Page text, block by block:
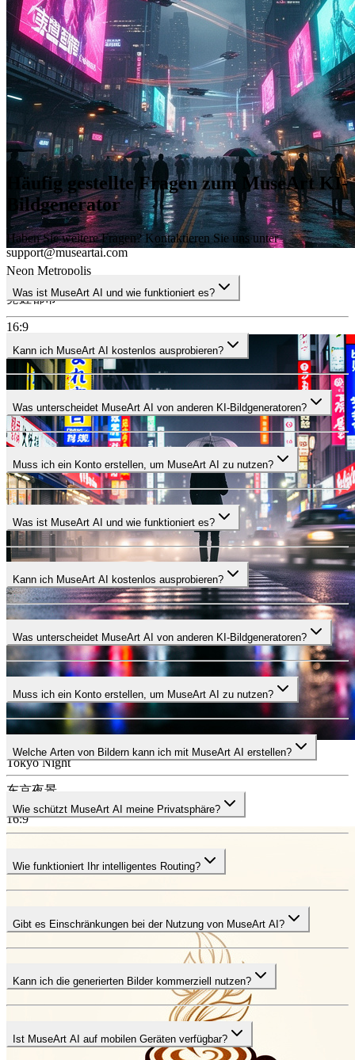
Neon Metropolis
霓虹都市
16:9
Tokyo Night
东京夜景
16:9
Häufig gestellte Fragen zum MuseArt KI-
Bildgenerator
Haben Sie weitere Fragen? Kontaktieren Sie uns unter
support@museartai.com
Was ist MuseArt AI und wie funktioniert es?
Kann ich MuseArt AI kostenlos ausprobieren?
Was unterscheidet MuseArt AI von anderen KI-Bildgeneratoren?
Muss ich ein Konto erstellen, um MuseArt AI zu nutzen?
Was ist MuseArt AI und wie funktioniert es?
Kann ich MuseArt AI kostenlos ausprobieren?
Was unterscheidet MuseArt AI von anderen KI-Bildgeneratoren?
Muss ich ein Konto erstellen, um MuseArt AI zu nutzen?
Welche Arten von Bildern kann ich mit MuseArt AI erstellen?
Wie schützt MuseArt AI meine Privatsphäre?
Wie funktioniert Ihr intelligentes Routing?
Gibt es Einschränkungen bei der Nutzung von MuseArt AI?
Kann ich die generierten Bilder kommerziell nutzen?
Ist MuseArt AI auf mobilen Geräten verfügbar?